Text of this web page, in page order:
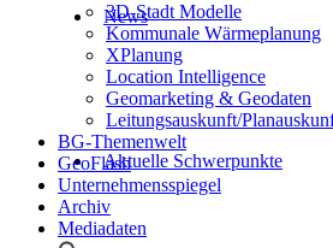
News
Aktuelle Schwerpunkte
3D-Stadt Modelle
Kommunale Wärmeplanung
XPlanung
Location Intelligence
Geomarketing & Geodaten
Leitungsauskunft/
BG-Themenwelt
GeoFlash
Unternehmensspiegel
Archiv
Mediadaten